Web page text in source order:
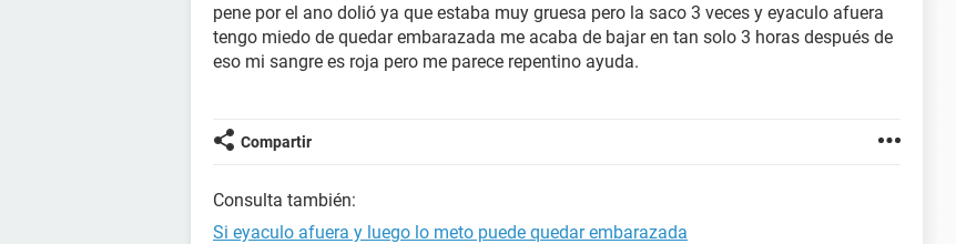
pene por el ano dolió ya que estaba muy gruesa pero la saco 3 veces y eyaculo afuera
tengo miedo de quedar embarazada me acaba de bajar en tan solo 3 horas después de
eso mi sangre es roja pero me parece repentino ayuda.
Compartir
Consulta también:
Si eyaculo afuera y luego lo meto puede quedar embarazada